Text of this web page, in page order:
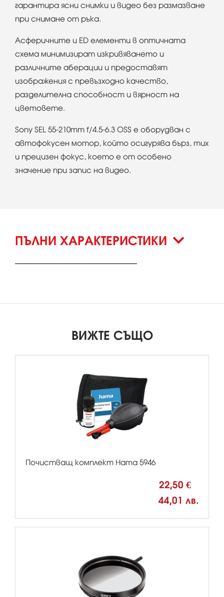
гарантира ясни снимки и видео без размазване
при снимане от ръка.
Асферичните и ED елементи в оптичната
схема минимизират изкривяването и
различните аберации и предоставят
изображения с превъзходно качество,
разделителна способност и вярност на
цветовете.
Sony SEL 55-210mm f/4.5-6.3 OSS е оборудван с
автофокусен мотор, който осигурява бърз, тих
и прецизен фокус, което е от особено
значение при запис на видео.
ПЪЛНИ ХАРАКТЕРИСТИКИ
ВИЖТЕ СЪЩО
Почистващ комплект Hama 5946
22,50 €
44,01 лв.